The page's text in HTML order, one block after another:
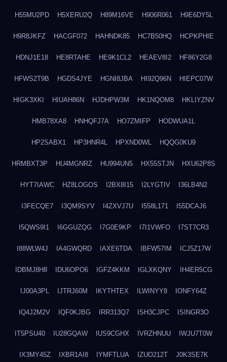
H55MU2PD H5XERU2Q H89M16VE H906R061 H9E6DY5L
H9R8JKFZ HACGF072 HAHNDK85 HC7B50HQ HCPKPHIE
HDNJ1E18 HE8RTAHE HE9K1CL2 HEAEV8I2 HF86Y2G8
HFWS2T9B HGDS4JYE HGNI8JBA HI92Q96N HIEPC07W
HIGK3XKI HIUAH86N HJDHPW3M HK1NQOM8 HKLIYZNV
HMB78XA8 HNHQFJ7A HO7ZMIFP HODWUA1L
HP2SABX1 HP3HNR4L HPXND0WL HQQG0KU9
HRMBXT3P HU4MGNRZ HU994UN5 HX55STJN HXU62P8S
HYT7IAWC HZ8LOGOS I2BX8I15 I2LYGTIV I36LB4N2
I3FECQE7 I3QM9SYV I4ZXVJ7U I558L171 I55DCAJ6
I5QWS9I1 I6GGUZQG I7G0E9KP I7I1VWFO I7ST7CR3
I88WLW4J IA4GWQRD IAXE6TDA IBFW57IM ICJ5Z17W
IDBMJ8H8 IDU6OPO6 IGFZ4KKM IGLXKQNY IH4ER5CG
IJ00A3PL IJTRJ60M IKYTHTEX ILWINYY8 IONFY64Z
IQ4J2M2V IQF0KJBG IRR313Q7 ISH3CJPC ISINGR3O
IT5PSU40 IU28GQAW IUS9CGHX IVRZHNUU IWJU7T0W
IX3MY45Z IXBR1AI8 IYMFTLUA IZUO212T J0K3SE7K